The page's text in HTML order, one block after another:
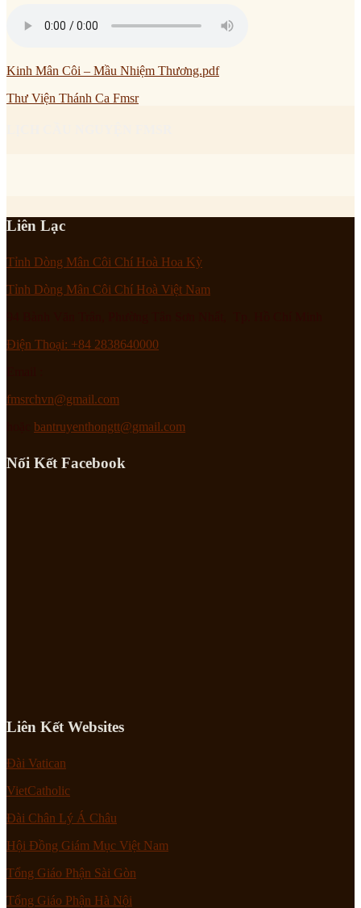
Kinh Mân Côi – Mầu Nhiệm Thương.pdf
Thư Viện Thánh Ca Fmsr
Liên Lạc
Tỉnh Dòng Mân Côi Chí Hoà Hoa Kỳ
Tỉnh Dòng Mân Côi Chí Hoà Việt Nam
Điện Thoại: +84 2838640000
fmsrchvn@gmail.com
bantruyenthongtt@gmail.com
Nối Kết Facebook
Liên Kết Websites
Đài Vatican
VietCatholic
Đài Chân Lý Á Châu
Hội Đồng Giám Mục Việt Nam
Tổng Giáo Phận Sài Gòn
Tổng Giáo Phận Hà Nội